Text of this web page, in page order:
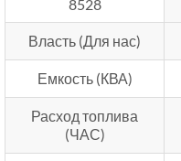
8528
Власть (Для нас)
Емкость (КВА)
Расход топлива
(ЧАС)